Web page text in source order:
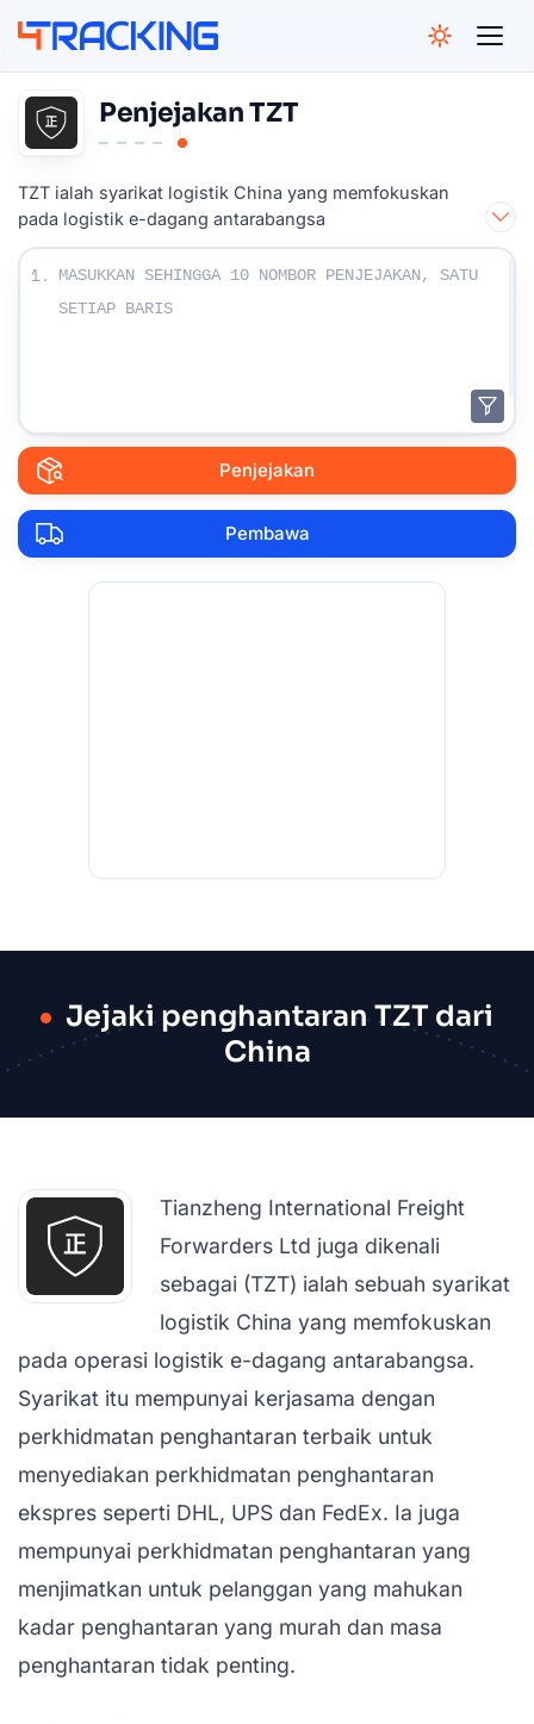
Penjejakan TZT
TZT ialah syarikat logistik China yang memfokuskan
pada logistik e-dagang antarabangsa
Masukkan nombor Penjejakan Anda :
1.
Penjejakan
Pembawa
Jejaki penghantaran TZT dari
China
Tianzheng International Freight
Forwarders Ltd juga dikenali
sebagai (TZT) ialah sebuah syarikat
logistik China yang memfokuskan
pada operasi logistik e-dagang antarabangsa.
Syarikat itu mempunyai kerjasama dengan
perkhidmatan penghantaran terbaik untuk
menyediakan perkhidmatan penghantaran
ekspres seperti DHL, UPS dan FedEx. Ia juga
mempunyai perkhidmatan penghantaran yang
menjimatkan untuk pelanggan yang mahukan
kadar penghantaran yang murah dan masa
penghantaran tidak penting.